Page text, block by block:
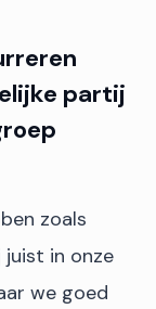
partij
zoals
juist in onze
we goed